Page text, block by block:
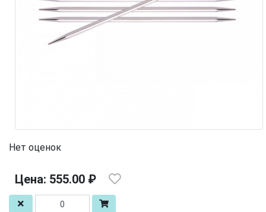
Нет оценок
Цена: 555.00 ₽